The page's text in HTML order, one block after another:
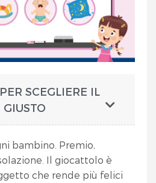
SCEGLIERE IL
bambino. Premio,
Il giocattolo è
che rende più felici